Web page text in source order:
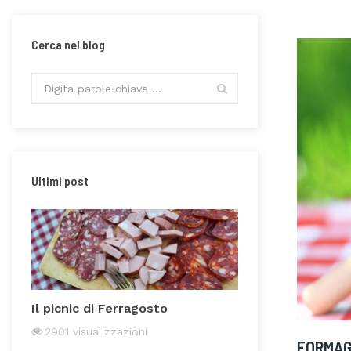
Cerca nel blog
Ultimi post
Il picnic di Ferragosto
2901 visualizzazioni
Chicchi
3228